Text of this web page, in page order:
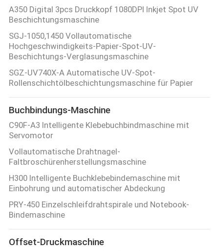
A350 Digital 3pcs Druckkopf 1080DPI Inkjet Spot UV
Beschichtungsmaschine
SGJ-1050,1450 Vollautomatische
Hochgeschwindigkeits-Papier-Spot-UV-
Beschichtungs-Verglasungsmaschine
SGZ-UV740X-A Automatische UV-Spot-
Rollenschichtölbeschichtungsmaschine für Papier
Buchbindungs-Maschine
C90F-A3 Intelligente Klebebuchbindmaschine mit
Servomotor
Vollautomatische Drahtnagel-
Faltbroschürenherstellungsmaschine
H300 Intelligente Buchklebebindemaschine mit
Einbohrung und automatischer Abdeckung
PRY-450 Einzelschleifdrahtspirale und Notebook-
Bindemaschine
Offset-Druckmaschine